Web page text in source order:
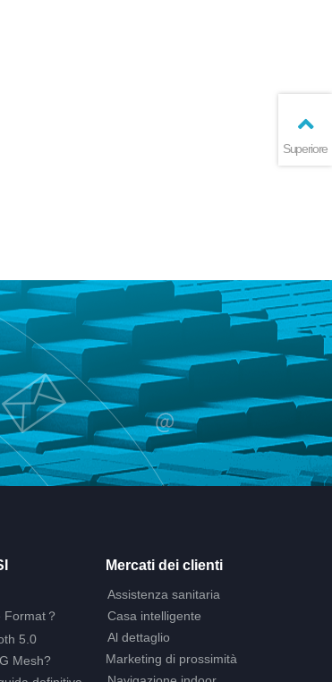
？
5.0
Mesh?
Mercati dei clienti
Assistenza sanitaria
Casa intelligente
Al dettaglio
Marketing di prossimità
Superiore